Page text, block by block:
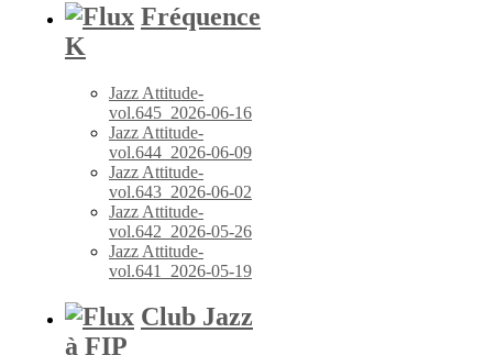
Fréquence
K
Jazz Attitude-
vol.645_2026-06-16
Jazz Attitude-
vol.644_2026-06-09
Jazz Attitude-
vol.643_2026-06-02
Jazz Attitude-
vol.642_2026-05-26
Jazz Attitude-
vol.641_2026-05-19
Club Jazz
à FIP